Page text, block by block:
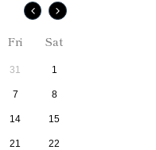
Fri Sat
31 1
7 8
14 15
21 22